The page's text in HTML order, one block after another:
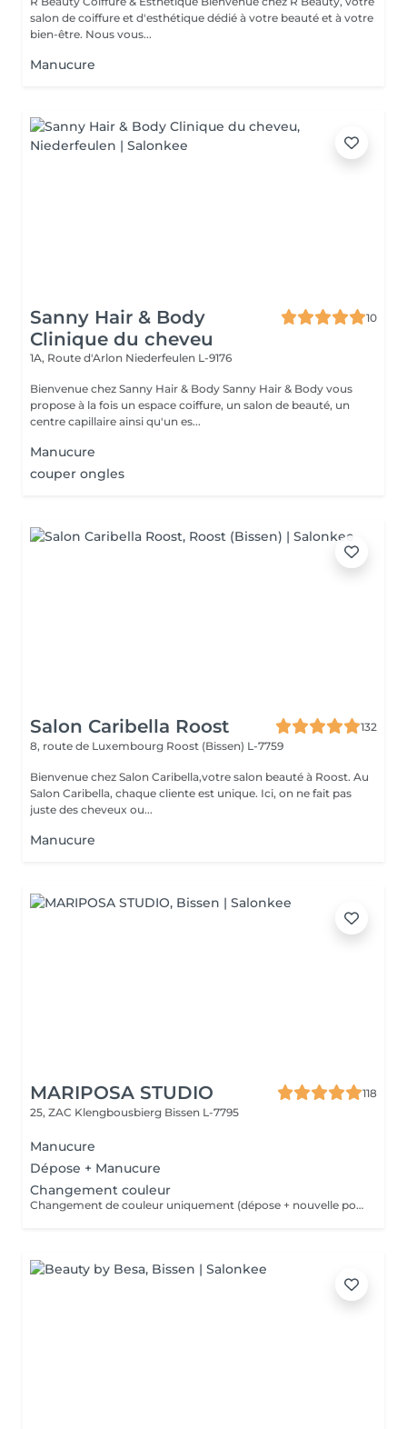
salon de coiffure et d'esthétique dédié à votre beauté et à votre
bien-être. Nous vous...
Manucure
Sanny Hair & Body
Clinique du cheveu
10
1A, Route d'Arlon Niederfeulen L-9176
Bienvenue chez Sanny Hair & Body Sanny Hair & Body vous
propose à la fois un espace coiffure, un salon de beauté, un
centre capillaire ainsi qu'un es...
Manucure
couper ongles
Salon Caribella Roost
132
8, route de Luxembourg Roost (Bissen) L-7759
Bienvenue chez Salon Caribella,votre salon beauté à Roost. Au
Salon Caribella, chaque cliente est unique. Ici, on ne fait pas
juste des cheveux ou...
Manucure
MARIPOSA STUDIO
118
25, ZAC Klengbousbierg Bissen L-7795
Manucure
Dépose + Manucure
Changement couleur
Changement de couleur uniquement (dépose + nouvelle pose de couleur) sans autre prestation de manucure.